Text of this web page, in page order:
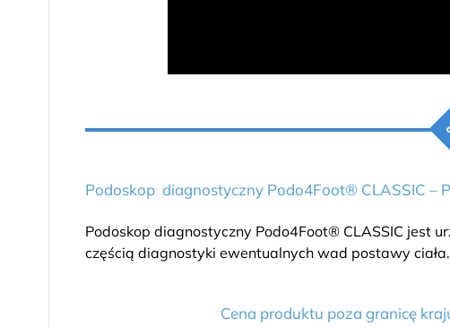
Podoskop diagnostyczny Podo4Foot® CLASSIC –
Podoskop diagnostyczny Podo4Foot® CLASSIC jest
częścią diagnostyki ewentualnych wad postawy ciała.
Cena produktu poza granicę